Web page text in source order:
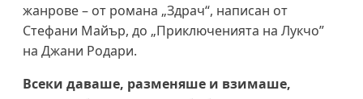
жанрове – от романа „Здрач“, написан от
Стефани Майър, до „Приключенията на Лукчо”
на Джани Родари.
Всеки даваше, разменяше и взимаше,